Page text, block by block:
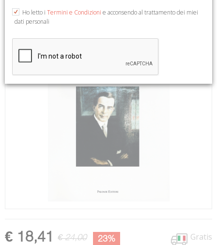
€ 18,41 € 24,00 23% Gratis
Ho letto i Termini e Condizioni e acconsendo al trattamento dei miei
dati personali